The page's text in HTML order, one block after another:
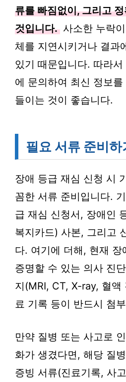
류를 빠짐없이, 그리고
것입니다. 사소한 누락
체를 지연시키거나 결과
있기 때문입니다. 따라
에 문의하여 최신 정보
들이는 것이 좋습니다.
필요 서류 준비하
장애 등급 재심 신청 시
꼼한 서류 준비입니다.
급 재심 신청서, 장애인
복지카드) 사본, 그리고
다. 여기에 더해, 현재 장
증명할 수 있는 의사 진
지(MRI, CT, X-ray, 혈액
료 기록 등이 반드시 첨
만약 질병 또는 사고로
화가 생겼다면, 해당 질
증빙 서류(진료기록, 사